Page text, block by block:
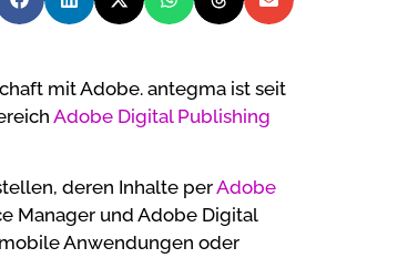
mit Adobe. antegma ist seit
Adobe Digital Publishing
deren Inhalte perAdobe
Manager und Adobe Digital
Anwendungen oder